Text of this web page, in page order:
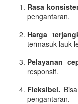
Rasa
pengantaran.
Harga
termasuk lauk
Pelayanan
responsif.
Fleksibel.
pengantaran.